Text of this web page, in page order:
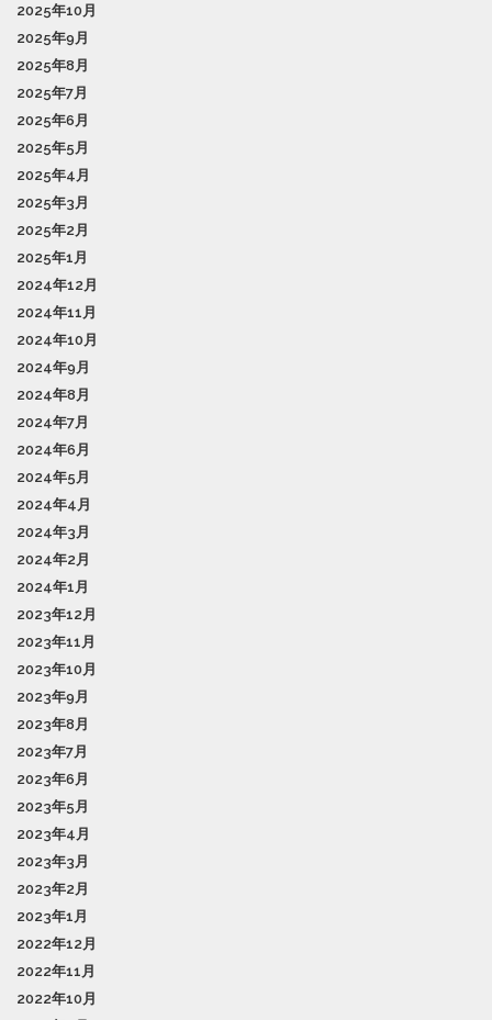
2025年10月
2025年9月
2025年8月
2025年7月
2025年6月
2025年5月
2025年4月
2025年3月
2025年2月
2025年1月
2024年12月
2024年11月
2024年10月
2024年9月
2024年8月
2024年7月
2024年6月
2024年5月
2024年4月
2024年3月
2024年2月
2024年1月
2023年12月
2023年11月
2023年10月
2023年9月
2023年8月
2023年7月
2023年6月
2023年5月
2023年4月
2023年3月
2023年2月
2023年1月
2022年12月
2022年11月
2022年10月